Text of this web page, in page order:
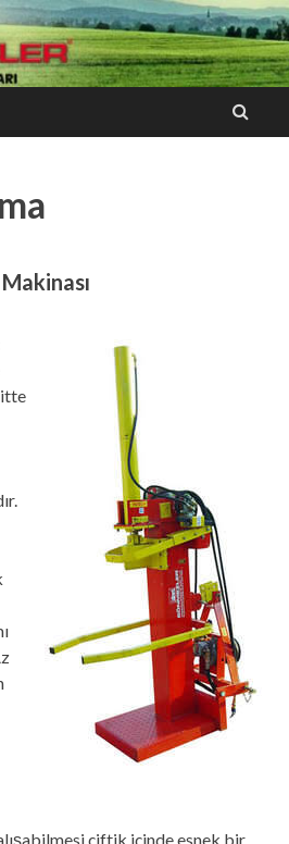
Tarım
çiftik içinde esnek bir